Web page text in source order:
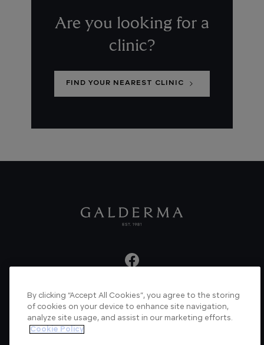
Are you looking for a
clinic?
FIND YOUR NEAREST CLINIC
About us Articles News Videos
Verified Certificate Contact us
By clicking “Accept All Cookies”, you agree to the storing
of cookies on your device to enhance site navigation,
analyze site usage, and assist in our marketing efforts.
Cookie Policy